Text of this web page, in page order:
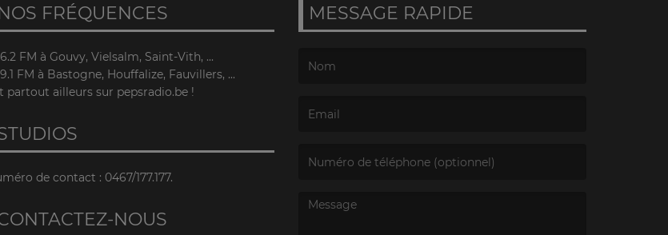
FRÉQUENCES
FM à Gouvy, Vielsalm, Saint-Vith, ...
FM à Bastogne, Houffalize, Fauvillers, ...
partout ailleurs sur pepsradio.be !
de contact : 0467/177.177.
NOUS
MESSAGE RAPIDE